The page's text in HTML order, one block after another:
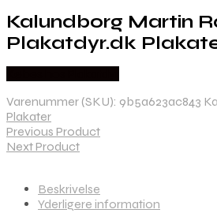
Kalundborg Martin
Plakatdyr.dk
Varenummer (SKU): 9b5a623ac843
Plakater
Previous Product
Next Product
Beskrivelse
Yderligere information